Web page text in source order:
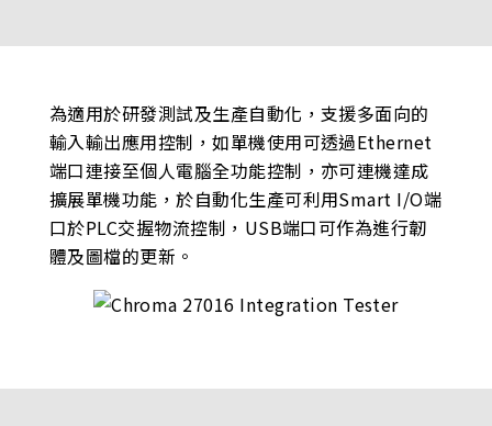
為適用於研發測試及生產自動化，支援多面向的
輸入輸出應用控制，如單機使用可透過Ethernet
端口連接至個人電腦全功能控制，亦可連機達成
擴展單機功能，於自動化生產可利用Smart I/O端
口於PLC交握物流控制，USB端口可作為進行韌
體及圖檔的更新。